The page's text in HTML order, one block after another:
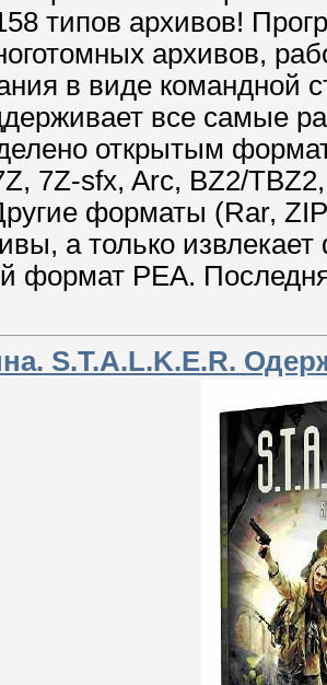
типов архивов!
архивов,
в виде командной
все самые
открытым
7Z-sfx, Arc, BZ2/
форматы (Rar,
а только
формат PEA.
S.T.A.L.K.E.R.